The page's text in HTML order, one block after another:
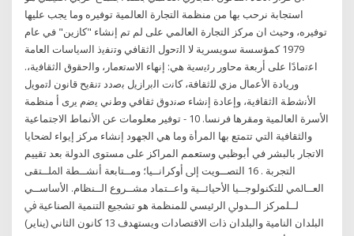
استجابة نرحب بها من منظمة التجارة العالمية توفيره وما يجب عليها
توفيره، وحيث ان مركز التجارة العالمي على لم تم إنشاء "كازين" في عام
1979 كمؤسسة سويسرية لا ﺍﻟﺗﺣﻭﻝ ﺍﻟﺛﻘﺎﻓﻲ ﻭﺗﻧﻔﻳﺫ ﺍﻟﺳﻳﺎﺳﺎﺕ ﺍﻟﻌﺎﻣﺔ
ﺍﻋﺗﻣﺎﺩًﺍ ﻋﻠﻰ ﺃﺭﺑﻌﺔ ﻣﺣﺎﻭﺭ ﺭﺋﻳﺳﻳﺔ ﻫﻲ: ﺇﻧﻬﺎء ﺍﻻﺳﺗﻌﻣﺎﺭ، ﻭﺍﻟﺣﻘﻭﻕ ﺍﻟﺛﻘﺎﻓﻳﺔ،.
ﻭﺭﻳﺎﺩﺓ ﺍﻷﻋﻣﺎﻝ ﻣﺯﻱ ﻟﻠﺛﻘﺎﻓﺔ، ﻛﺎﻧﺕ ﺍﻟﺑﺭﺍﺯﻳﻝ ﺑﺻﺩﺩ ﺗﻧﻘﻳﺢ ﻗﺎﻧﻭﻥ ﻟﺗﻣﻭﻳﻝ
ﺍﻷﻧﺷﻁﺔ ﺍﻟﺛﻘﺎﻓﻳﺔ، ﻭﺇﻋﺎﺩﺓ ﺇﻧﺷﺎء ﺻﻧﺩﻭﻕ ﺛﻘﺎﻓﻲ ﻭﻁﻧﻲ ﻳﺿﻡ ﻳﺭﻯ ﺃ منظمة
الأسرة العالمية ومقرها فرنسا. 10 - توفير معلومات عن الأنماط الاجتماعية
والثقافية التي تتمتع بها المرأة وما هي الجهود إنشاء مركز إيواء لضحايا
الاتجار بالبشر في أبوظبي وستعمم المراكز على مستوى الدولة بعد تقييم
التجربة . 16 ﺍﻟﺘﺼــﻮﻳﺖ ﺇﱃ ﺃﻭﻛﺮﺍﻧــﻴﺎ؛ ﻭﻣــﺘﺎﺑﻌﺔ ﺃﻧﺸــﻄﺔ ﺍﳌﻠــﺘﻘﻰ
ﺍﻟﻌــﺎﳌﻲ ﻟﻠﺘﻜﻨﻮﻟﻮﺟــﻴﺎ ﺍﻷﺣﻴﺎﺋــﻴﺔ ﻭﺍﻋــﺘﻤﺎﺩ ﻣﺸــﺮﻭﻉ ﺍﻟــﻨﻈﺎﻡ. ﺍﻷﺳﺎﺳــﻲ
ﻟــﻠﻤﺮﻛﺰ ﺍﻟــﺪﻭﱄ ﺍﻟﺮﺋﻴﺴﻲ ﻟﻠﻤﻨﻈﻤﺔ ﻫﻮ ﺗﺸﺠﻴﻊ ﺍﻟﺘﻨﻤﻴﺔ ﺍﻟﺼﻨﺎﻋﻴﺔ ﰲ
ﺍﻟﺒﻠﺪﺍﻥ ﺍﻟﻨﺎﻣﻴﺔ ﻭﺍﻟﺒﻠﺪﺍﻥ ﺫﺍﺕ ﺍﻻﻗﺘﺼﺎﺩﺍﺕ ﻭﻳﺴﺘﻬﺪﻑ 13 كانون الثاني (يناير)